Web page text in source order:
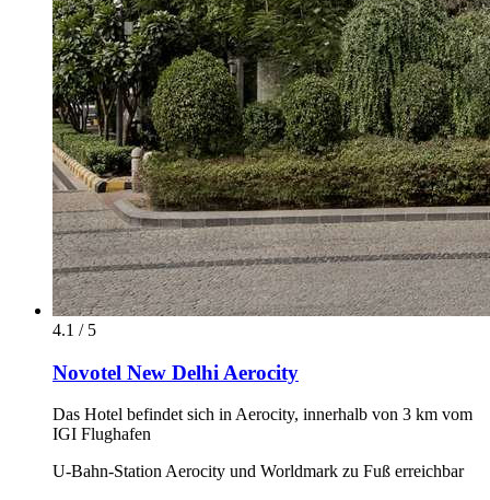
4.1 / 5
Novotel New Delhi Aerocity
Das Hotel befindet sich in Aerocity, innerhalb von 3 km vom
IGI Flughafen
U-Bahn-Station Aerocity und Worldmark zu Fuß erreichbar